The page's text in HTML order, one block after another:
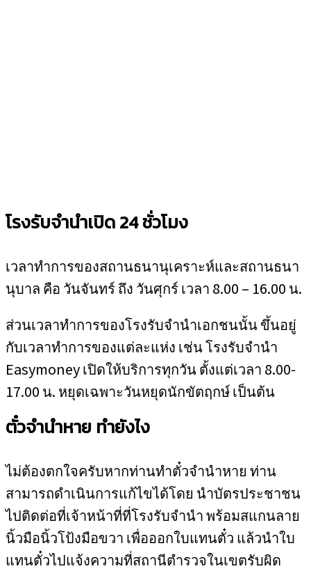
โรงรับจำนำเปิด 24 ชั่วโมง
เวลาทำการของสถานธนานุเคราะห์และสถานธนา
นุบาล คือ วันจันทร์ ถึง วันศุกร์ เวลา 8.00 – 16.00 น.
ส่วนเวลาทำการของโรงรับจำนำเอกชนนั้น ขึ้นอยู่
กับเวลาทำการของแต่ละแห่ง เช่น โรงรับจำนำ
Easymoney เปิดให้บริการทุกวัน ตั้งแต่เวลา 8.00-
17.00 น. หยุดเฉพาะวันหยุดนักขัตฤกษ์ เป็นต้น
ตั๋วจำนำหาย ทำยังไง
ไม่ต้องตกใจครับหากท่านทำตั๋วจำนำหาย ท่าน
สามารถดำเนินการแก้ไขได้โดย นำบัตรประชาชน
ไปติดต่อที่เจ้าหน้าที่ที่โรงรับจำนำ พร้อมสแกนลาย
นิ้วมือนิ้วโป้งมือขวา เพื่อออกใบแทนตั๋ว แล้วนำใบ
แทนตั๋วไปแจ้งความที่สถานีตำรวจในเขตรับผิด